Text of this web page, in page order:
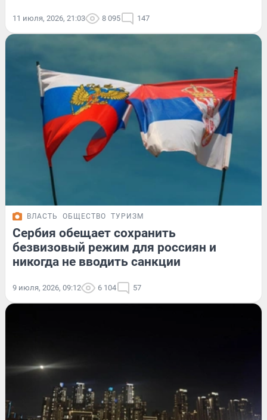
11 июля, 2026, 21:03 8 095 147
ВЛАСТЬ ОБЩЕСТВО ТУРИЗМ
Сербия обещает сохранить
безвизовый режим для россиян и
никогда не вводить санкции
9 июля, 2026, 09:12 6 104 57